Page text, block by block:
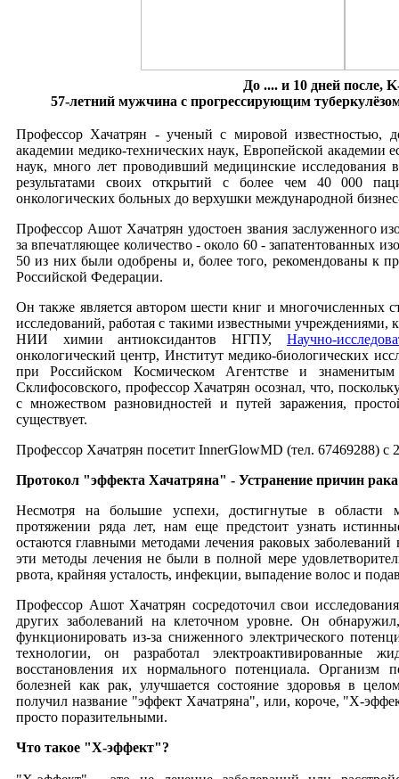
До .... и 10 дней после,
57-летний мужчина с прогрессирующим
Профессор Хачатрян - ученый с мировой известностью,
академии медико-технических наук, Европейской академии
наук, много лет проводивший медицинские исследования
результатами своих открытий с более чем 40 000
онкологических больных до верхушки международной
Профессор Ашот Хачатрян удостоен звания заслуженного
за впечатляющее количество - около 60 - запатентованных
50 из них были одобрены и, более того, рекомендованы к
Российской Федерации.
Он также является автором шести книг и многочисленных
исследований, работая с такими известными
НИИ химии антиоксидантов НГПУ, Научно-
онкологический центр, Институт медико-биологических
при Российском Космическом Агентстве и
Склифосовского, профессор Хачатрян осознал, что,
с множеством разновидностей и путей заражения,
существует.
Профессор Хачатрян посетит InnerGlowMD (тел. 67469288) с
Протокол "эффекта Хачатряна" - Устранение причин рака
Несмотря на большие успехи, достигнутые в
протяжении ряда лет, нам еще предстоит узнать
остаются главными методами лечения раковых
эти методы лечения не были в полной мере
рвота, крайняя усталость, инфекции, выпадение волос и
Профессор Ашот Хачатрян сосредоточил свои
других заболеваний на клеточном уровне. Он
функционировать из-за сниженного электрического
технологии, он разработал электроактивированные
восстановления их нормального потенциала. Организм
болезней как рак, улучшается состояние здоровья в
получил название "эффект Хачатряна", или, короче, "Х-
просто поразительными.
Что такое "Х-эффект"?